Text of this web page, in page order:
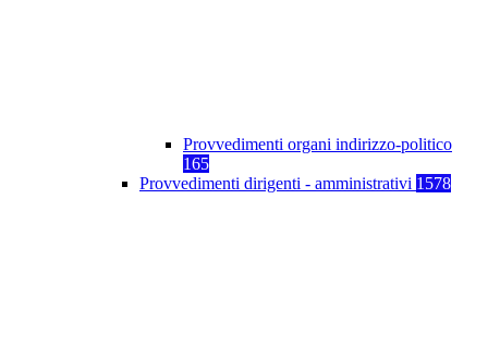
Provvedimenti organi indirizzo-politico
165
Provvedimenti dirigenti - amministrativi 1578